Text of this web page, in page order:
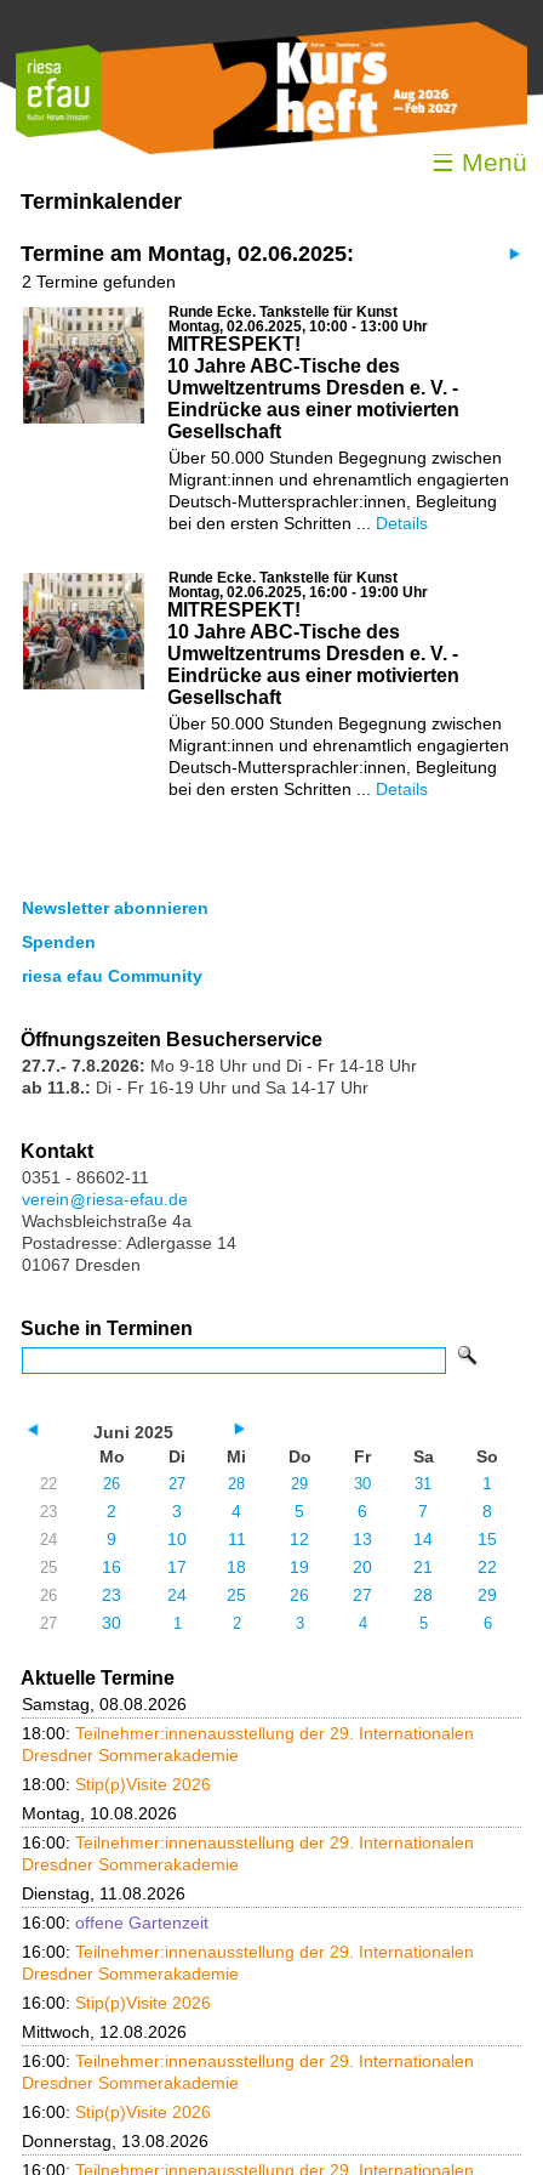
☰ Menü
Terminkalender
Termine am Montag, 02.06.2025:
2 Termine gefunden
Runde Ecke. Tankstelle für Kunst
Montag, 02.06.2025, 10:00 - 13:00 Uhr
MITRESPEKT!
10 Jahre ABC-Tische des
Umweltzentrums Dresden e. V. -
Eindrücke aus einer motivierten
Gesellschaft
Über 50.000 Stunden Begegnung zwischen
Migrant:innen und ehrenamtlich engagierten
Deutsch-Muttersprachler:innen, Begleitung
bei den ersten Schritten ... Details
Runde Ecke. Tankstelle für Kunst
Montag, 02.06.2025, 16:00 - 19:00 Uhr
MITRESPEKT!
10 Jahre ABC-Tische des
Umweltzentrums Dresden e. V. -
Eindrücke aus einer motivierten
Gesellschaft
Über 50.000 Stunden Begegnung zwischen
Migrant:innen und ehrenamtlich engagierten
Deutsch-Muttersprachler:innen, Begleitung
bei den ersten Schritten ... Details
Newsletter abonnieren
Spenden
riesa efau Community
Öffnungszeiten Besucherservice
27.7.- 7.8.2026: Mo 9-18 Uhr und Di - Fr 14-18 Uhr
ab 11.8.: Di - Fr 16-19 Uhr und Sa 14-17 Uhr
Kontakt
0351 - 86602-11
verein
riesa-efau.de
Wachsbleichstraße 4a
Postadresse: Adlergasse 14
01067 Dresden
Suche in Terminen
Juni 2025
Mo
Di Mi Do Fr Sa So
22 26 27 28 29 30 31 1
23 2 3 4 5 6 7 8
24 9 10 11 12 13 14 15
25 16 17 18 19 20 21 22
26 23 24 25 26 27 28 29
27 30 1 2 3 4 5 6
Aktuelle Termine
Samstag, 08.08.2026
18:00: Teilnehmer:innenausstellung der 29. Internationalen
Dresdner Sommerakademie
18:00: Stip(p)Visite 2026
Montag, 10.08.2026
16:00: Teilnehmer:innenausstellung der 29. Internationalen
Dresdner Sommerakademie
Dienstag, 11.08.2026
16:00: offene Gartenzeit
16:00: Teilnehmer:innenausstellung der 29. Internationalen
Dresdner Sommerakademie
16:00: Stip(p)Visite 2026
Mittwoch, 12.08.2026
16:00: Teilnehmer:innenausstellung der 29. Internationalen
Dresdner Sommerakademie
16:00: Stip(p)Visite 2026
Donnerstag, 13.08.2026
16:00: Teilnehmer:innenausstellung der 29. Internationalen